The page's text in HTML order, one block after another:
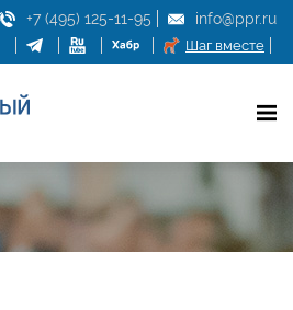
+7 (495) 125-11-95 info@ppr.ru
Шаг вместе